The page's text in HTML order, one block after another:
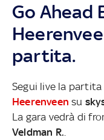
Go Ahead
partita.
Segui live la
Heerenveen su
La gara vedrà di
Veldman R.